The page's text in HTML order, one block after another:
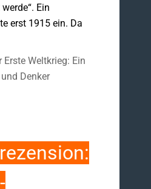
Ein
erst 1915 ein. Da
Erste Weltkrieg: Ein
Denker